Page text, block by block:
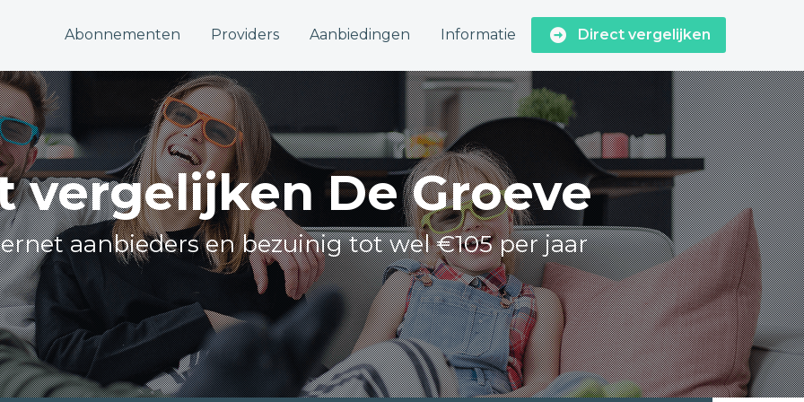
Abonnementen Providers Aanbiedingen Informatie Direct vergelijken
vergelijken De Groeve
aanbieders en bezuinig tot wel €105 per jaar